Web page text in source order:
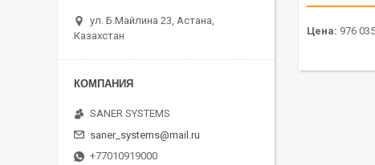
Цена: 976
ул. Б.Майлина 23, Астана,
Казахстан
SANER SYSTEMS
saner_systems@mail.ru
+77010919000